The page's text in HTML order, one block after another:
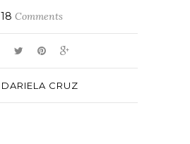
18 Comments
DARIELA CRUZ